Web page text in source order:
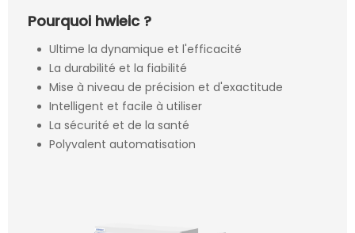
Pourquoi hwieic ?
Ultime la dynamique et l'efficacité
La durabilité et la fiabilité
Mise à niveau de précision et d'exactitude
Intelligent et facile à utiliser
La sécurité et de la santé
Polyvalent automatisation